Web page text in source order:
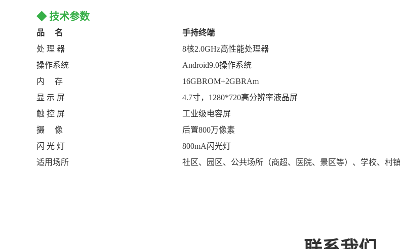
◆ 技术参数
品 名
手持终端
处 理 器
8核2.0GHz高性能处理器
操作系统
Android9.0操作系统
内 存
16GBROM+2GBRAm
显 示 屏
4.7寸，1280*720高分辨率液晶屏
触 控 屏
工业级电容屏
摄 像
后置800万像素
闪 光 灯
800mA闪光灯
适用场所
社区、园区、公共场所（商超、医院、景区等）、学校、村